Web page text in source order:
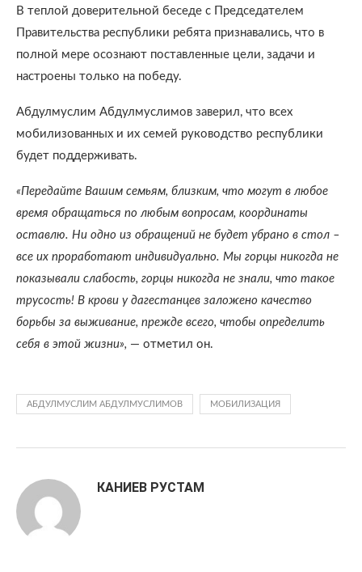
В теплой доверительной беседе с Председателем
Правительства республики ребята признавались, что в
полной мере осознают поставленные цели, задачи и
настроены только на победу.
Абдулмуслим Абдулмуслимов заверил, что всех
мобилизованных и их семей руководство республики
будет поддерживать.
«Передайте Вашим семьям, близким, что могут в любое
время обращаться по любым вопросам, координаты
оставлю. Ни одно из обращений не будет убрано в стол –
все их проработают индивидуально. Мы горцы никогда не
показывали слабость, горцы никогда не знали, что такое
трусость! В крови у дагестанцев заложено качество
борьбы за выживание, прежде всего, чтобы определить
себя в этой жизни», — отметил он.
АБДУЛМУСЛИМ АБДУЛМУСЛИМОВ МОБИЛИЗАЦИЯ
КАНИЕВ РУСТАМ